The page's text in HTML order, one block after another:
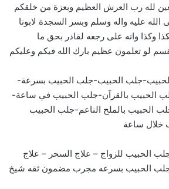
لله رب العرش العظيم وبعزة من خلقكم
عليه واله وسلم وبسر السجدة لابونا
وكذا وانه على رجعه لقادر بحق ما
لو تعلمون عظيم بارك الله فيكم وعليكم
جلب الحبيب-جلب الحبيب بسرعة-
الحبيب بالقرآن-جلب الحبيب في ساعة-
الحبيب بالملح الناعم-جلب الحبيب
خلال ساعة
الحبيب للزواج – علاج السحر – علاج
جلب الحبيب بسرعه مجرب مضمون ثقه شيخ